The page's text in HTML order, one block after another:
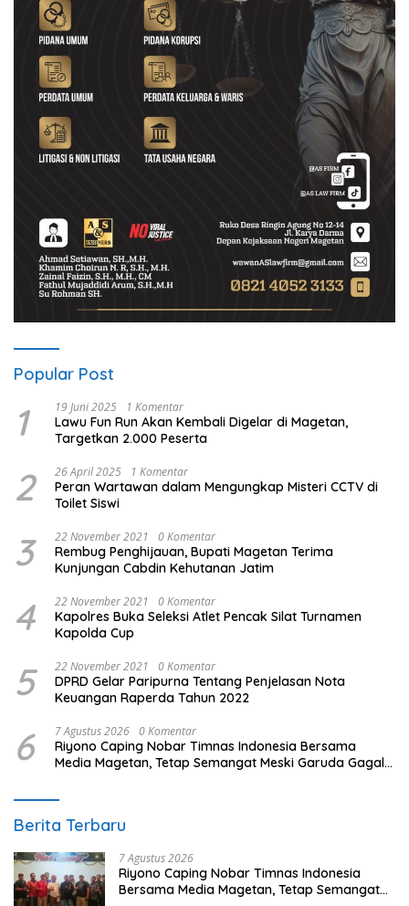
Popular Post
1 19 Juni 2025 1 Komentar
Lawu Fun Run Akan Kembali Digelar di Magetan,
Targetkan 2.000 Peserta
2 26 April 2025 1 Komentar
Peran Wartawan dalam Mengungkap Misteri CCTV di
Toilet Siswi
3 22 November 2021 0 Komentar
Rembug Penghijauan, Bupati Magetan Terima
Kunjungan Cabdin Kehutanan Jatim
4 22 November 2021 0 Komentar
Kapolres Buka Seleksi Atlet Pencak Silat Turnamen
Kapolda Cup
5 22 November 2021 0 Komentar
DPRD Gelar Paripurna Tentang Penjelasan Nota
Keuangan Raperda Tahun 2022
6 7 Agustus 2026 0 Komentar
Riyono Caping Nobar Timnas Indonesia Bersama
Media Magetan, Tetap Semangat Meski Garuda Gagal
Berita Terbaru
7 Agustus 2026
Riyono Caping Nobar Timnas Indonesia
Bersama Media Magetan, Tetap Semangat